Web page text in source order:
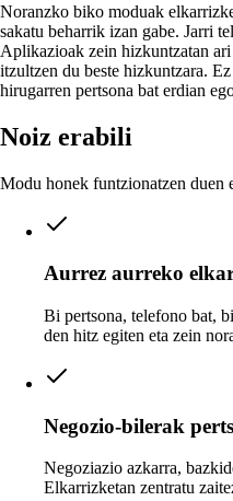
Noranzko biko moduak
sakatu beharrik izan gabe. Jarri
Aplikazioak zein hizkuntzatan
itzultzen du beste hizkuntzara.
hirugarren pertsona bat erdian
Noiz erabili
Modu honek funtzionatzen duen
Aurrez aurreko
Bi pertsona, telefono bat,
den hitz egiten eta zein
Negozio-bilerak
Negoziazio azkarra,
Elkarrizketan zentratu